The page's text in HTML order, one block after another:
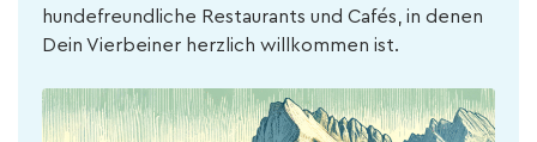
hundefreundliche Restaurants und Cafés, in denen
Dein Vierbeiner herzlich willkommen ist.